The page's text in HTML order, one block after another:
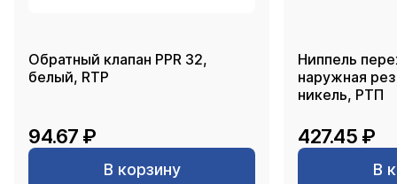
Обратный клапан PPR 32,
белый, RTP
94.67 ₽
В корзину
Ниппель
наружная
никель, РТП
427.45 ₽
В